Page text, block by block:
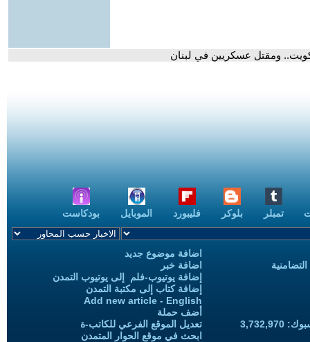
ومقتل عسكريين في لبنان
تمبلر بلوكر فليبورد الموبايل بودكاست
اضافة موضوع جديد
اضافة خبر
إضافة يوتيوب-فلم إلى يوتيوب التمدن
إضافة كتاب إلى مكتبة التمدن
Add new article - English
أضف حملة
تعديل الموقع الفرعي للكاتب-ة
ابحث في موقع الحوار المتمدن